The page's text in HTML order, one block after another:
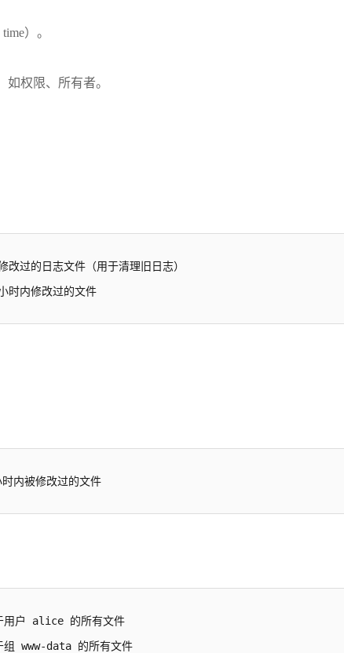
）。
如权限、所有者。
的日志文件（用于清理旧日志）
内修改过的文件
内被修改过的文件
户 alice 的所有文件
www-data 的所有文件